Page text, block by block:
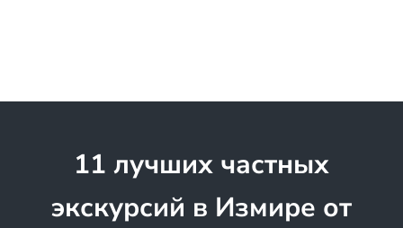
11 лучших частных
экскурсий в Измире от